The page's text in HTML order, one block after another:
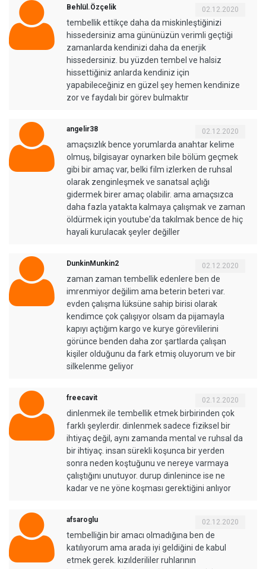
Behlül.Özçelik 02.12.2020
tembellik ettikçe daha da miskinleştiğinizi
hissedersiniz ama gününüzün verimli geçtiği
zamanlarda kendinizi daha da enerjik
hissedersiniz. bu yüzden tembel ve halsiz
hissettiğiniz anlarda kendiniz için
yapabileceğiniz en güzel şey hemen kendinize
zor ve faydalı bir görev bulmaktır
angelir38 02.12.2020
amaçsızlık bence yorumlarda anahtar kelime
olmuş, bilgisayar oynarken bile bölüm geçmek
gibi bir amaç var, belki film izlerken de ruhsal
olarak zenginleşmek ve sanatsal açlığı
gidermek birer amaç olabilir. ama amaçsızca
daha fazla yatakta kalmaya çalışmak ve zaman
öldürmek için youtube'da takılmak bence de hiç
hayali kurulacak şeyler değiller
DunkinMunkin2 02.12.2020
zaman zaman tembellik edenlere ben de
imrenmiyor değilim ama beterin beteri var.
evden çalışma lüksüne sahip birisi olarak
kendimce çok çalışıyor olsam da pijamayla
kapıyı açtığım kargo ve kurye görevlilerini
görünce benden daha zor şartlarda çalışan
kişiler olduğunu da fark etmiş oluyorum ve bir
silkelenme geliyor
freecavit 02.12.2020
dinlenmek ile tembellik etmek birbirinden çok
farklı şeylerdir. dinlenmek sadece fiziksel bir
ihtiyaç değil, aynı zamanda mental ve ruhsal da
bir ihtiyaç. insan sürekli koşunca bir yerden
sonra neden koştuğunu ve nereye varmaya
çalıştığını unutuyor. durup dinlenince ise ne
kadar ve ne yöne koşması gerektiğini anlıyor
afsaroglu 02.12.2020
tembelliğin bir amacı olmadığına ben de
katılıyorum ama arada iyi geldiğini de kabul
etmek gerek. kızılderililer ruhlarının